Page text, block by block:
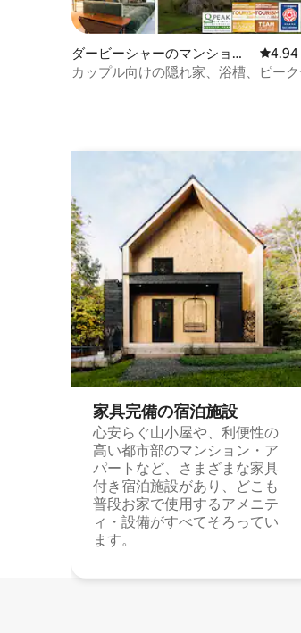
ダービーシャーのマンショ
ン・アパート
レビ
4.94
カップル向けの隠れ家、浴槽、ピー
家具完備の宿⁠泊⁠施⁠設
心安らぐ山小屋や、利便性の
高い都市部のマンション・ア
パートなど、さまざまな家具
付き宿泊施設があり、どこも
普段お家で使用するアメニテ
ィ・設備がすべてそろってい
ます。